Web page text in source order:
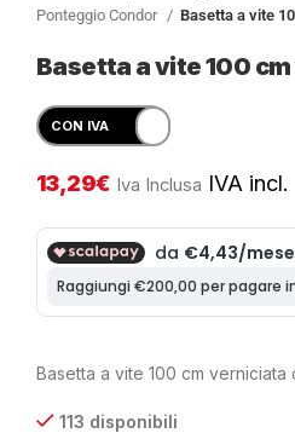
Ponteggio Condor
Basetta a vite
Basetta a vite 100
13,29€ Iva Inclusa IVA incl.
Basetta a vite 100 cm verniciata
113 disponibili